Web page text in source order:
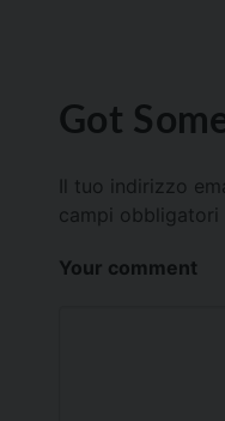
Got
Il tuo indirizzo
campi obbligatori
Your comment